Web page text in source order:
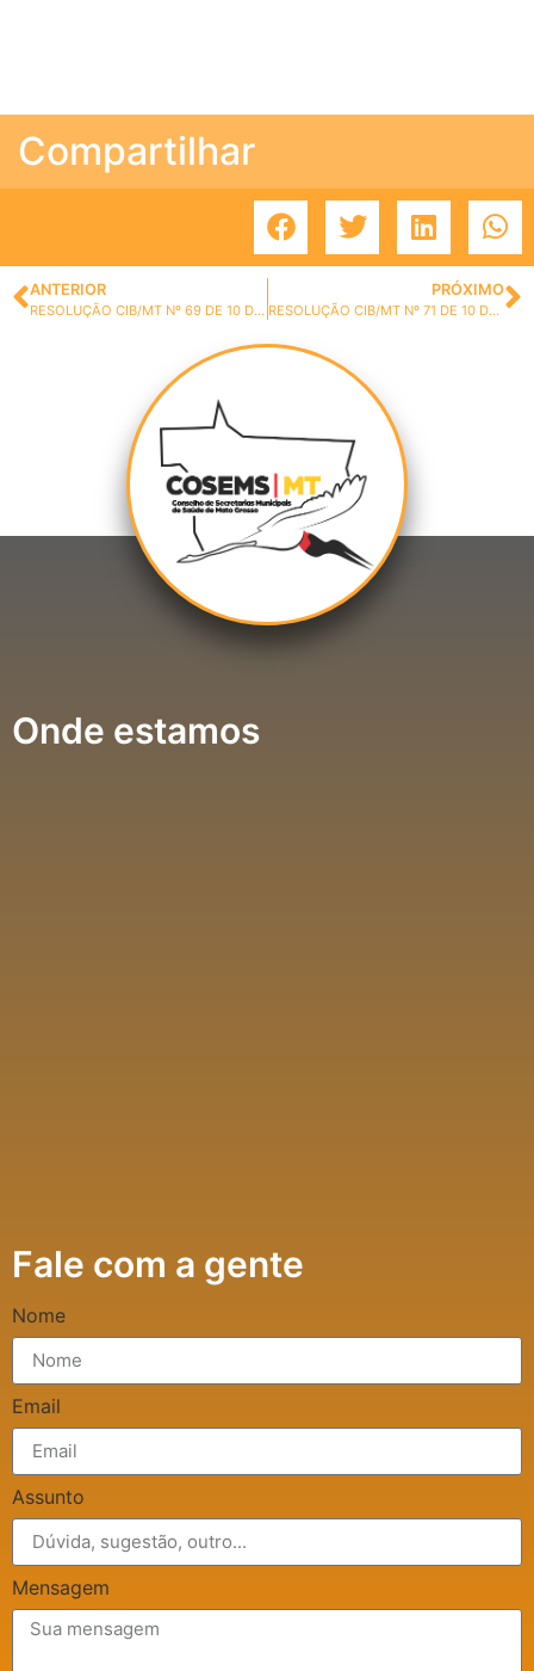
Compartilhar
ANTERIOR
RESOLUÇÃO CIB/MT Nº 69 DE 10 DE MARÇO DE 2022.
PRÓXIMO
RESOLUÇÃO CIB/MT Nº 71 DE 10 DE MARÇO DE 2022.
Onde estamos
Fale com a gente
Nome
Email
Assunto
Mensagem